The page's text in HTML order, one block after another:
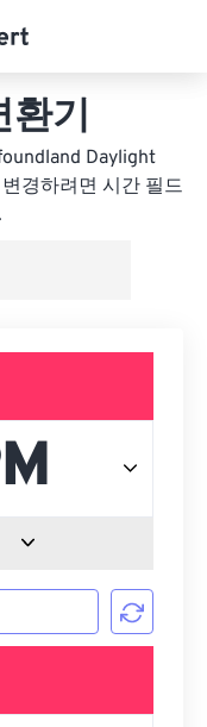
기
Daylight
경하려면 시간 필드